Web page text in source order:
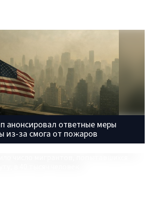
анонсировал ответные меры
из-за смога от пожаров